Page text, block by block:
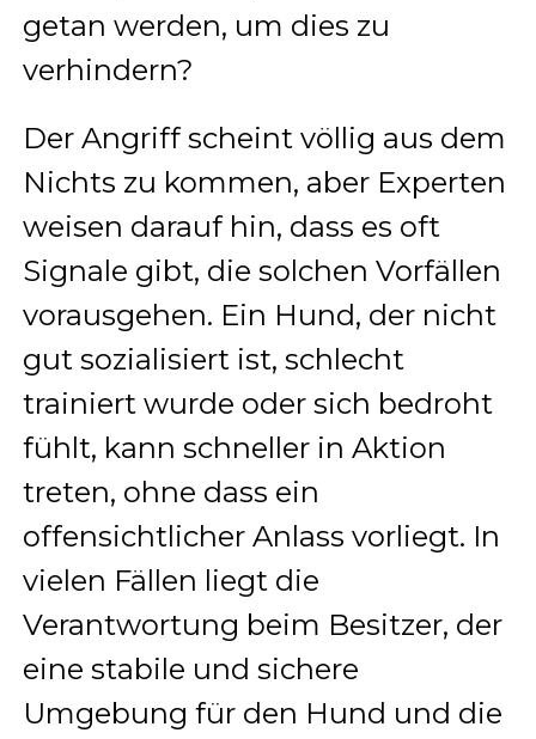
getan werden, um dies zu
verhindern?
Der Angriff scheint völlig aus dem
Nichts zu kommen, aber Experten
weisen darauf hin, dass es oft
Signale gibt, die solchen Vorfällen
vorausgehen. Ein Hund, der nicht
gut sozialisiert ist, schlecht
trainiert wurde oder sich bedroht
fühlt, kann schneller in Aktion
treten, ohne dass ein
offensichtlicher Anlass vorliegt. In
vielen Fällen liegt die
Verantwortung beim Besitzer, der
eine stabile und sichere
Umgebung für den Hund und die